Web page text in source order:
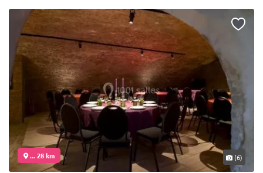
... 28 km (6)